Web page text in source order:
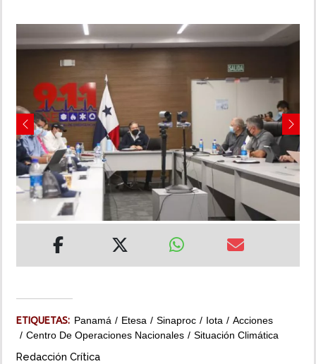
DEPORTES
MUNDO
INSÓLITAS
MULTIMEDIA
IMPRESO
Previous Next
ETIQUETAS: Panamá Etesa Sinaproc Iota
Acciones
Centro De Operaciones Nacionales
Situación Climática
Redacción Crítica